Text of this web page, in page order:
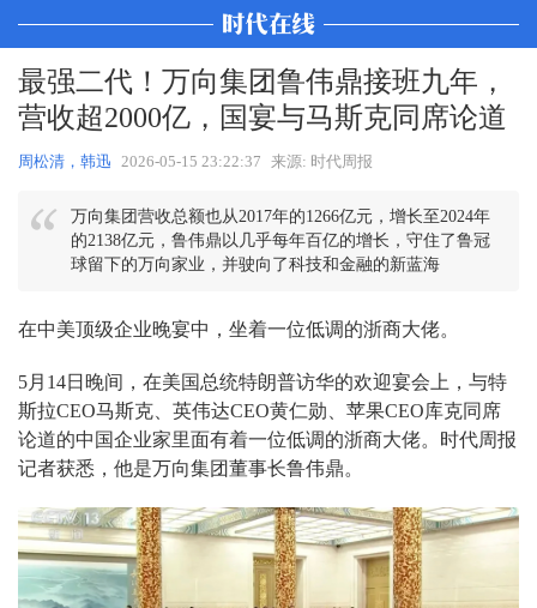
最强二代！万向集团鲁伟鼎接班九年，
营收超2000亿，国宴与马斯克同席论道
周松清，韩迅 2026-05-15 23:22:37 来源: 时代周报
万向集团营收总额也从2017年的1266亿元，增长至2024年
的2138亿元，鲁伟鼎以几乎每年百亿的增长，守住了鲁冠
球留下的万向家业，并驶向了科技和金融的新蓝海
在中美顶级企业晚宴中，坐着一位低调的浙商大佬。
5月14日晚间，在美国总统特朗普访华的欢迎宴会上，与特
斯拉CEO马斯克、英伟达CEO黄仁勋、苹果CEO库克同席
论道的中国企业家里面有着一位低调的浙商大佬。时代周报
记者获悉，他是万向集团董事长鲁伟鼎。